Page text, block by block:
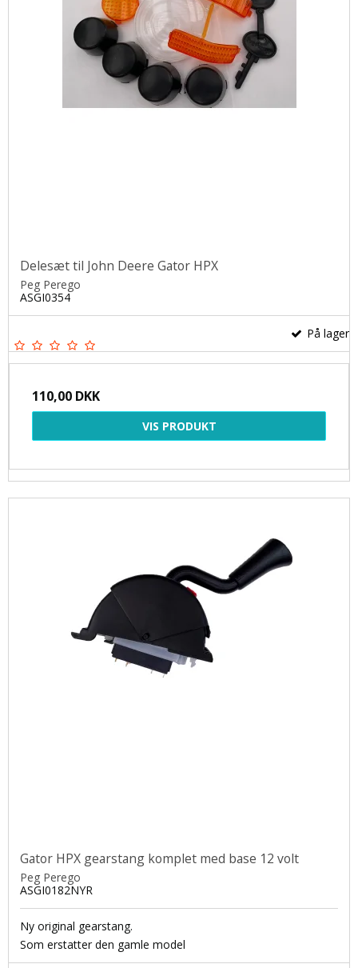
Delesæt til John Deere Gator HPX
Peg Perego
ASGI0354
På lager
110,00 DKK
VIS PRODUKT
Gator HPX gearstang komplet med base 12 volt
Peg Perego
ASGI0182NYR
Ny original gearstang.
Som erstatter den gamle model